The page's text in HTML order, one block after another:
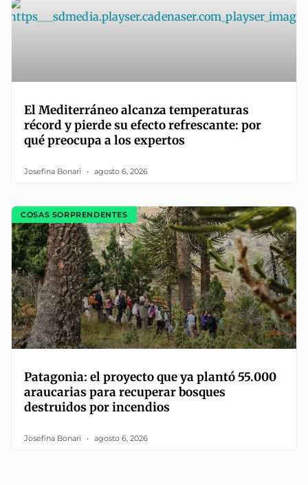
El Mediterráneo alcanza temperaturas
récord y pierde su efecto refrescante: por
qué preocupa a los expertos
Josefina Bonari agosto 6, 2026
COSAS SORPRENDENTES
Patagonia: el proyecto que ya plantó 55.000
araucarias para recuperar bosques
destruidos por incendios
Josefina Bonari agosto 6, 2026